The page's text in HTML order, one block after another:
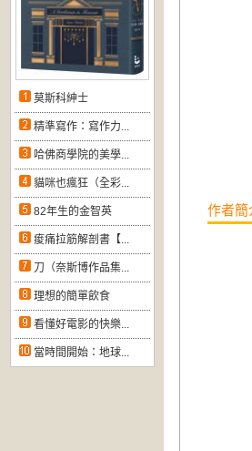
莫斯科紳士
精準寫作：寫作力...
哈佛商學院的美學...
貓咪也瘋狂（全彩...
82年生的金智英
痠痛拉筋解剖書【...
刀（奈斯博作品集...
理想的簡單飲食
看懂好電影的快樂...
當時間開始：地球...
作者簡